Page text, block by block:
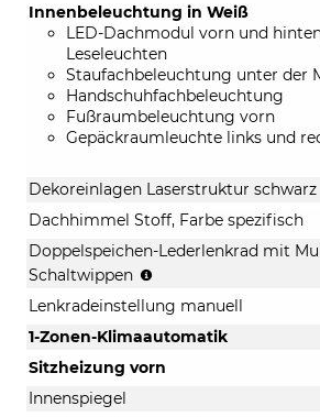
Innenbeleuchtung in Weiß
LED-Dachmodul vorn und
Leseleuchten
Staufachbeleuchtung unter der
Handschuhfachbeleuchtung
Fußraumbeleuchtung vorn
Gepäckraumleuchte links und
Dekoreinlagen Laserstruktur schwarz
Dachhimmel Stoff, Farbe spezifisch
Doppelspeichen-Lederlenkrad mit
Schaltwippen
in
Verbindung
S-
Lenkradeinstellung manuell
1-Zonen-Klimaautomatik
Sitzheizung vorn
Innenspiegel